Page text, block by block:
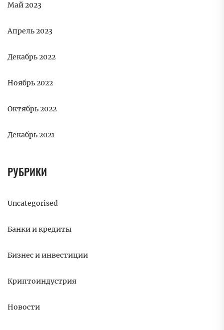
Май 2023
Апрель 2023
Декабрь 2022
Ноябрь 2022
Октябрь 2022
Декабрь 2021
РУБРИКИ
Uncategorised
Банки и кредиты
Бизнес и инвестиции
Криптоиндустрия
Новости